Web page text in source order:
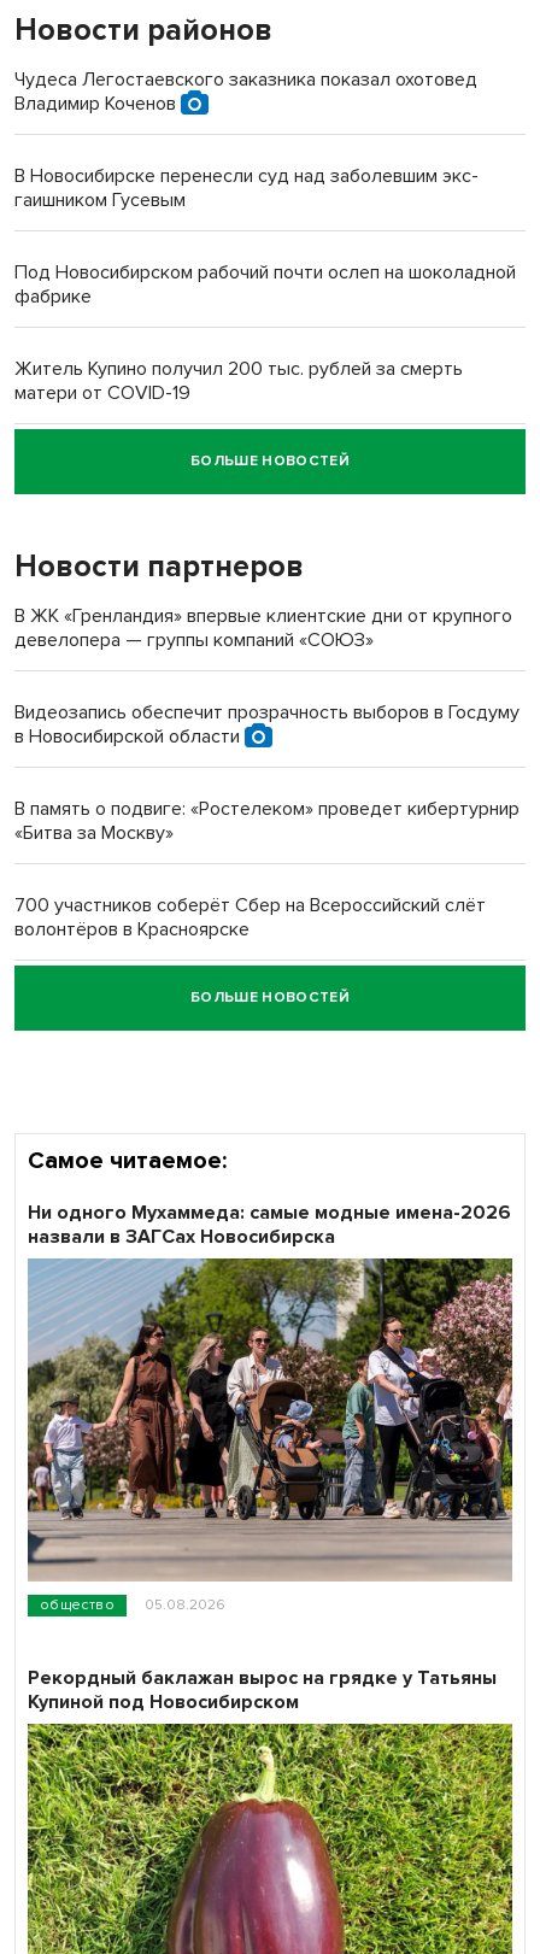
Новости районов
Чудеса Легостаевского заказника показал охотовед
Владимир Коченов
В Новосибирске перенесли суд над заболевшим экс-
гаишником Гусевым
Под Новосибирском рабочий почти ослеп на шоколадной
фабрике
Житель Купино получил 200 тыс. рублей за смерть
матери от COVID-19
Новосибирский суд наказал водителя за смерть
пенсионерки на вокзале
«Мы живём на пастбище!»: в новосибирском селе лошади
терроризируют жителей
Инвалид получил условный срок за избиение врачей
Новосибирский преподаватель с женой вошли в топ-16
Обновлённое отделение ВТБ открылось в Искитиме
БОЛЬШЕ НОВОСТЕЙ
Новости партнеров
В ЖК «Гренландия» впервые клиентские дни от крупного
девелопера — группы компаний «СОЮЗ»
Видеозапись обеспечит прозрачность выборов в Госдуму
в Новосибирской области
В память о подвиге: «Ростелеком» проведет кибертурнир
«Битва за Москву»
700 участников соберёт Сбер на Всероссийский слёт
волонтёров в Красноярске
Честный выбор: видеонаблюдение обеспечит
объективность результатов ЕДГ в Новосибирской
БОЛЬШЕ НОВОСТЕЙ
Самое читаемое:
общество 05.08.2026
Ни одного Мухаммеда: самые модные имена-2026
назвали в ЗАГСах Новосибирска
Рекордный баклажан вырос на грядке у Татьяны
Купиной под Новосибирском